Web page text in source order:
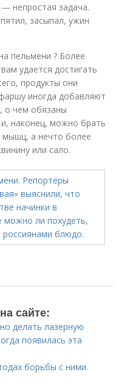
непростая задача.
засыпал, ужин
пельмени ? Более
удается достигать
продукты они
иногда добавляют
о чем обязаны
наконец, можно брать
мышц, а нечто более
или сало.
сайте:
делать лазерную
появилась эта
борьбы с ними.